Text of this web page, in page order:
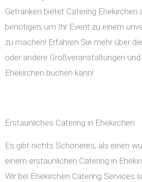
Getränken bietet Catering Ehekirchen
benötigen, um Ihr Event zu einem
zu machen! Erfahren Sie mehr über
oder andere Großveranstaltungen
Ehekirchen buchen kann!
Erstaunliches Catering in Ehekirchen
Es gibt nichts Schöneres, als einen
einem erstaunlichen Catering in
Wir bei Ehekirchen Catering Services